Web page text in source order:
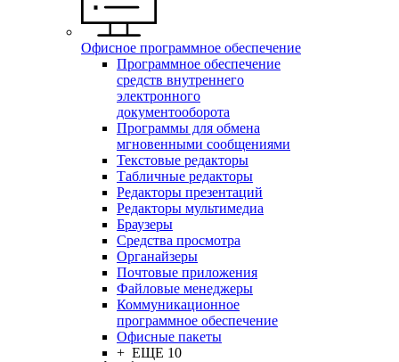
Офисное программное обеспечение
Программное обеспечение
средств внутреннего
электронного
документооборота
Программы для обмена
мгновенными сообщениями
Текстовые редакторы
Табличные редакторы
Редакторы презентаций
Редакторы мультимедиа
Браузеры
Средства просмотра
Органайзеры
Почтовые приложения
Файловые менеджеры
Коммуникационное
программное обеспечение
Офисные пакеты
+ ЕЩЕ 10